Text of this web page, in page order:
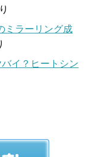
ミラーリング成
イ？ヒートシン